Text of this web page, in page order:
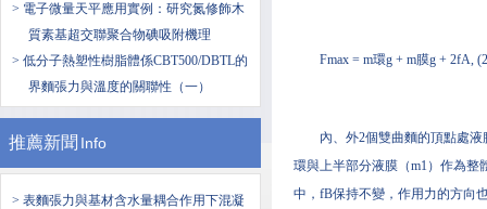
> 電子微量天平應用實例：研究氮修飾木
質素基超交聯聚合物碘吸附機理
> 低分子熱塑性樹脂體係CBT500/DBTL的
界麵張力與溫度的關聯性（一）
推薦新聞 Info
> 表麵張力與基材含水量耦合作用下混凝
Fmax = m環g + m膜g + 2fA,
內、外2個雙曲麵的頂點處
環與上半部分液膜（m1）作為
中，fB保持不變，作用力的方向